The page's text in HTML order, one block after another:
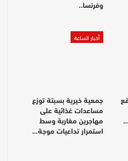
وفرنسا..
أخبار الساعة
جمعية خيرية بسبتة توزع
مساعدات غذائية على
مهاجرين مغاربة وسط
استمرار تداعيات موجة…